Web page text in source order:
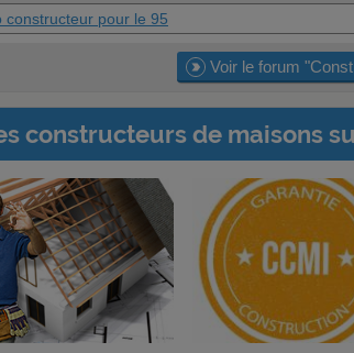
constructeur pour le 95
Voir le forum
constructeurs de maisons